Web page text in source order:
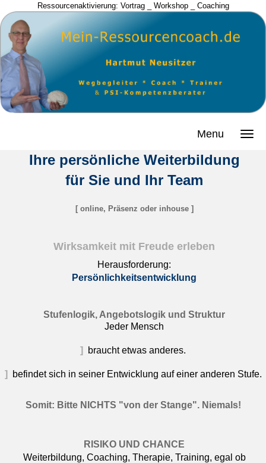
Ressourcenaktivierung: Vortrag _ Workshop _ Coaching
Menu
Ihre persönliche Weiterbildung
für Sie und Ihr Team
[ online, Präsenz oder inhouse ]
Wirksamkeit mit Freude erleben
Herausforderung:
Persönlichkeitsentwicklung
Stufenlogik, Angebotslogik und Struktur
Jeder Mensch
] braucht etwas anderes.
] befindet sich in seiner Entwicklung auf einer anderen Stufe.
Somit: Bitte NICHTS "von der Stange". Niemals!
RISIKO UND CHANCE
Weiterbildung, Coaching, Therapie, Training, egal ob